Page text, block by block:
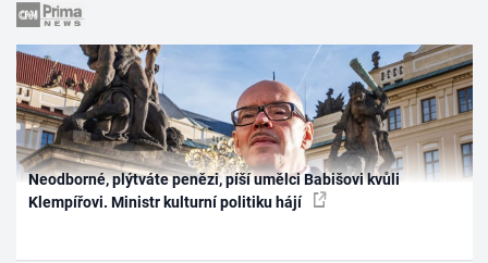
Neodborné, plýtváte penězi, píší umělci Babišovi kvůli
Klempířovi. Ministr kulturní politiku hájí